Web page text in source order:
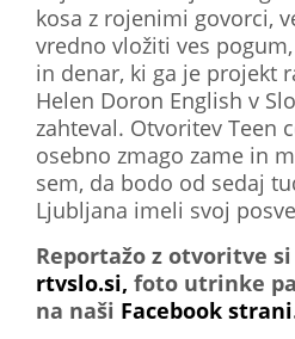
kosa z rojenimi govorci,
vredno vložiti ves
in denar, ki ga je projekt
Helen Doron English v
zahteval. Otvoritev Teen
osebno zmago zame in
sem, da bodo od sedaj
Ljubljana imeli svoj
Reportažo z otvoritve
rtvslo.si, foto utrinke
na naši Facebook strani